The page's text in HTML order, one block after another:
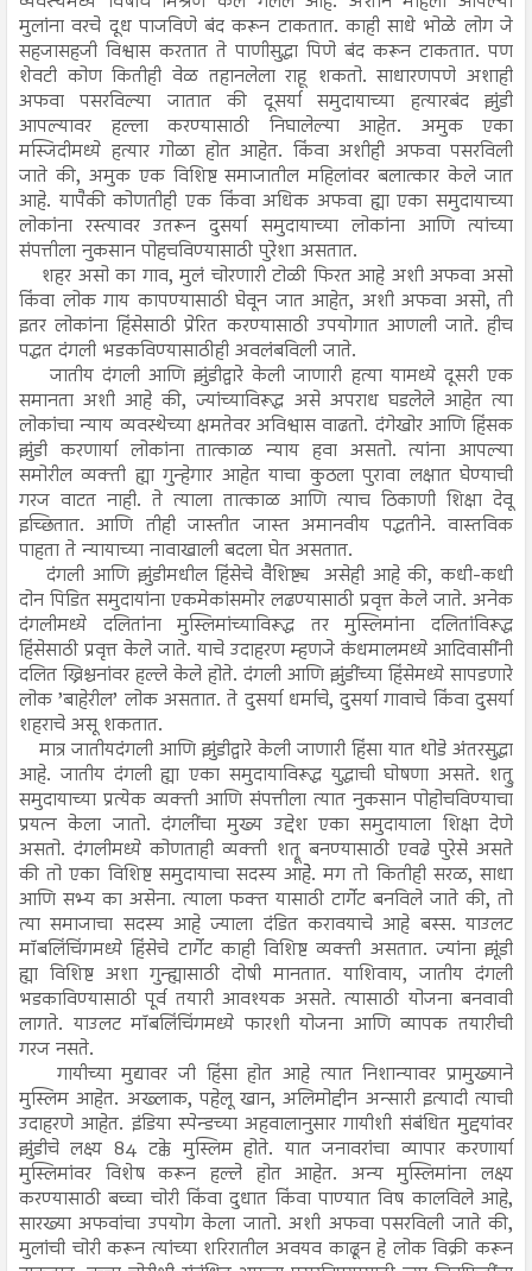
मुलांना वरचे दूध पाजविणे बंद करून टाकतात. काही साधे भोळे लोग जे
सहजासहजी विश्वास करतात ते पाणीसुद्धा पिणे बंद करून टाकतात. पण
शेवटी कोण कितीही वेळ तहानलेला राहू शकतो. साधारणपणे अशाही
अफवा पसरविल्या जातात की दूसर्या समुदायाच्या हत्यारबंद झुंडी
आपल्यावर हल्ला करण्यासाठी निघालेल्या आहेत. अमुक एका
मस्जिदीमध्ये हत्यार गोळा होत आहेत. किंवा अशीही अफवा पसरविली
जाते की, अमुक एक विशिष्ट समाजातील महिलांवर बलात्कार केले जात
आहे. यापैकी कोणतीही एक किंवा अधिक अफवा ह्या एका समुदायाच्या
लोकांना रस्त्यावर उतरून दुसर्या समुदायाच्या लोकांना आणि त्यांच्या
संपत्तीला नुकसान पोहचविण्यासाठी पुरेशा असतात.
शहर असो का गाव, मुलं चोरणारी टोळी फिरत आहे अशी अफवा असो
किंवा लोक गाय कापण्यासाठी घेवून जात आहेत, अशी अफवा असो, ती
इतर लोकांना हिंसेसाठी प्रेरित करण्यासाठी उपयोगात आणली जाते. हीच
पद्धत दंगली भडकविण्यासाठीही अवलंबविली जाते.
जातीय दंगली आणि झुंडीद्वारे केली जाणारी हत्या यामध्ये दूसरी एक
समानता अशी आहे की, ज्यांच्याविरूद्ध असे अपराध घडलेले आहेत त्या
लोकांचा न्याय व्यवस्थेच्या क्षमतेवर अविश्वास वाढतो. दंगेखोर आणि हिंसक
झुंडी करणार्या लोकांना तात्काळ न्याय हवा असतो. त्यांना आपल्या
समोरील व्यक्ती ह्या गुन्हेगार आहेत याचा कुठला पुरावा लक्षात घेण्याची
गरज वाटत नाही. ते त्याला तात्काळ आणि त्याच ठिकाणी शिक्षा देवू
इच्छितात. आणि तीही जास्तीत जास्त अमानवीय पद्धतीने. वास्तविक
पाहता ते न्यायाच्या नावाखाली बदला घेत असतात.
दंगली आणि झुंडीमधील हिंसेचे वैशिष्ट्य असेही आहे की, कधी-कधी
दोन पिडित समुदायांना एकमेकांसमोर लढण्यासाठी प्रवृत्त केले जाते. अनेक
दंगलीमध्ये दलितांना मुस्लिमांच्याविरूद्ध तर मुस्लिमांना दलितांविरूद्ध
हिंसेसाठी प्रवृत्त केले जाते. याचे उदाहरण म्हणजे कंधमालमध्ये आदिवासींनी
दलित ख्रिश्चनांवर हल्ले केले होते. दंगली आणि झुंडींच्या हिंसेमध्ये सापडणारे
लोक ’बाहेरील’ लोक असतात. ते दुसर्या धर्माचे, दुसर्या गावाचे किंवा दुसर्या
शहराचे असू शकतात.
मात्र जातीयदंगली आणि झुंडीद्वारे केली जाणारी हिंसा यात थोडे अंतरसुद्धा
आहे. जातीय दंगली ह्या एका समुदायाविरूद्ध युद्धाची घोषणा असते. शत्रु
समुदायाच्या प्रत्येक व्यक्ती आणि संपत्तीला त्यात नुकसान पोहोचविण्याचा
प्रयत्न केला जातो. दंगलींचा मुख्य उद्देश एका समुदायाला शिक्षा देणे
असतो. दंगलीमध्ये कोणताही व्यक्ती शत्रू बनण्यासाठी एवढे पुरेसे असते
की तो एका विशिष्ट समुदायाचा सदस्य आहेे. मग तो कितीही सरळ, साधा
आणि सभ्य का असेना. त्याला फक्त यासाठी टार्गेट बनविले जाते की, तो
त्या समाजाचा सदस्य आहे ज्याला दंडित करावयाचे आहे बस्स. याउलट
मॉबलिंचिंगमध्ये हिंसेचे टार्गेट काही विशिष्ट व्यक्ती असतात. ज्यांना झूंडी
ह्या विशिष्ट अशा गुन्ह्यासाठी दोषी मानतात. याशिवाय, जातीय दंगली
भडकाविण्यासाठी पूर्व तयारी आवश्यक असते. त्यासाठी योजना बनवावी
लागते. याउलट मॉबलिंचिंगमध्ये फारशी योजना आणि व्यापक तयारीची
गरज नसते.
गायीच्या मुद्यावर जी हिंसा होत आहे त्यात निशान्यावर प्रामुख्याने
मुस्लिम आहेत. अख्लाक, पहेलू खान, अलिमोद्दीन अन्सारी इत्यादी त्याची
उदाहरणे आहेत. इंडिया स्पेन्डच्या अहवालानुसार गायीशी संबंधित मुद्दयांवर
झुंडीचे लक्ष्य 84 टक्के मुस्लिम होते. यात जनावरांचा व्यापार करणार्या
मुस्लिमांवर विशेष करून हल्ले होत आहेत. अन्य मुस्लिमांना लक्ष्य
करण्यासाठी बच्चा चोरी किंवा दुधात किंवा पाण्यात विष कालविले आहे,
सारख्या अफवांचा उपयोग केला जातो. अशी अफवा पसरविली जाते की,
मुलांची चोरी करून त्यांच्या शरिरातील अवयव काढून हे लोक विक्री करून